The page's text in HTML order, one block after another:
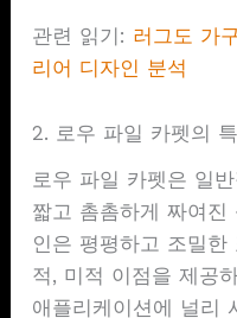
관련 읽기: 러그도 가
리어 디자인 분석
2. 로우 파일 카펫의
로우 파일 카펫은 일
짧고 촘촘하게 짜여
인은 평평하고 조밀
적, 미적 이점을 제공
애플리케이션에 널리